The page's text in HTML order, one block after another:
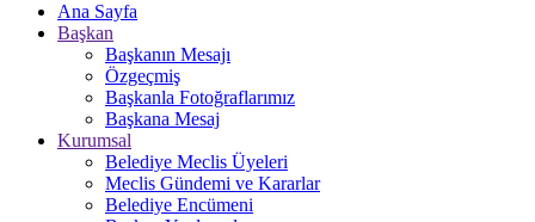
Ana Sayfa
Başkan
Başkanın Mesajı
Özgeçmiş
Başkanla Fotoğraflarımız
Başkana Mesaj
Kurumsal
Belediye Meclis Üyeleri
Meclis Gündemi ve Kararlar
Belediye Encümeni